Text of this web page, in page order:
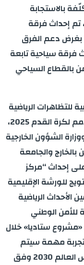
بالاستجابة
تم إحداث فرقة
بغرض دعم الفرق
فرقة سياحية تابعة
بالقطاع السياحي
للتظاهرات الرياضية
الكبرى، وعلى رأسها كأس إفريقيا للأمم لكرة القدم 2025،
الشؤون الخارجية
بالخارج والجامعة
إحداث “مركز
الإفريقي 2026″، كتتويج للورشة الإقليمية
الرياضية
للأمن الوطني
ستاديا» خلال
تجربة مهمة سيتم
استثمارها في التحضيرات الأمنية لكأس العالم 2030 وفق